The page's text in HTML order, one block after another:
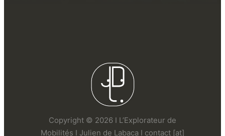
Copyright © 2026 I L’Explorateur de
Mobilités I Julien de Labaca I contact [at]